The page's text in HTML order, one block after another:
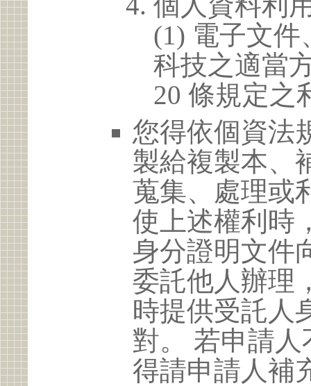
(1) 電子文
科技之適當
20 條規定之
您得依個資法
製給複製本、
蒐集、處理或
使上述權利時
身分證明文件
委託他人辦理
時提供受託人
對。 若申請
得請申請人補